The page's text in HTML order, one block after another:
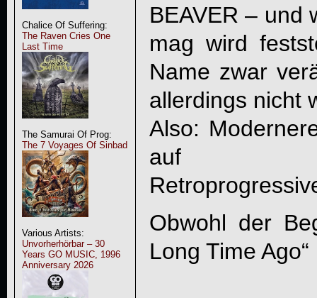
Chalice Of Suffering:
The Raven Cries One
Last Time
The Samurai Of Prog:
The 7 Voyages Of Sinbad
Various Artists:
Unvorherhörbar – 30
Years GO MUSIC, 1996
Anniversary 2026
BEAVER – und
mag wird
Name zwar
allerdings nicht
Also:
auf
Obwohl der
Long Time Ago